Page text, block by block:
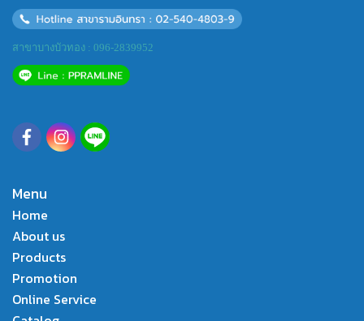
สาขาบางบัวทอง : 096-2839952
Menu
Home
About us
Products
Promotion
Online Service